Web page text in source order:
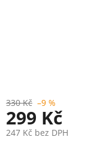
330 Kč –9 %
299 Kč
247 Kč bez DPH